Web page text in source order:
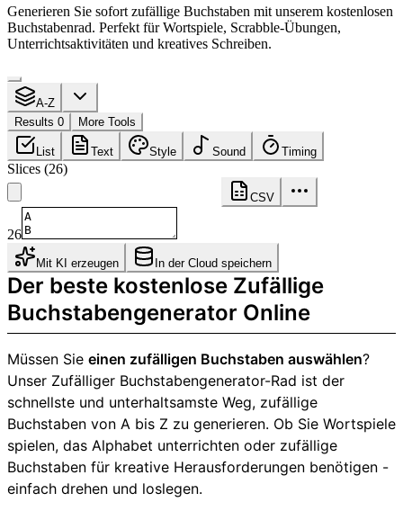
Generieren Sie sofort zufällige Buchstaben mit unserem kostenlosen
Buchstabenrad. Perfekt für Wortspiele, Scrabble-Übungen,
Unterrichtsaktivitäten und kreatives Schreiben.
A-Z
Results 0
More Tools
List Text Style Sound Timing
Slices (26)
CSV
26
Mit KI erzeugen In der Cloud speichern
Der beste kostenlose Zufällige
Buchstabengenerator Online
Müssen Sie einen zufälligen Buchstaben auswählen?
Unser Zufälliger Buchstabengenerator-Rad ist der
schnellste und unterhaltsamste Weg, zufällige
Buchstaben von A bis Z zu generieren. Ob Sie Wortspiele
spielen, das Alphabet unterrichten oder zufällige
Buchstaben für kreative Herausforderungen benötigen -
einfach drehen und loslegen.